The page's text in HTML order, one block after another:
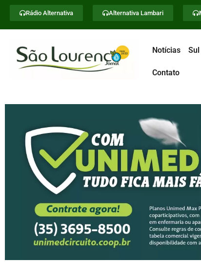
Rádio Alternativa Alternativa Lambari
Notícias
Contato